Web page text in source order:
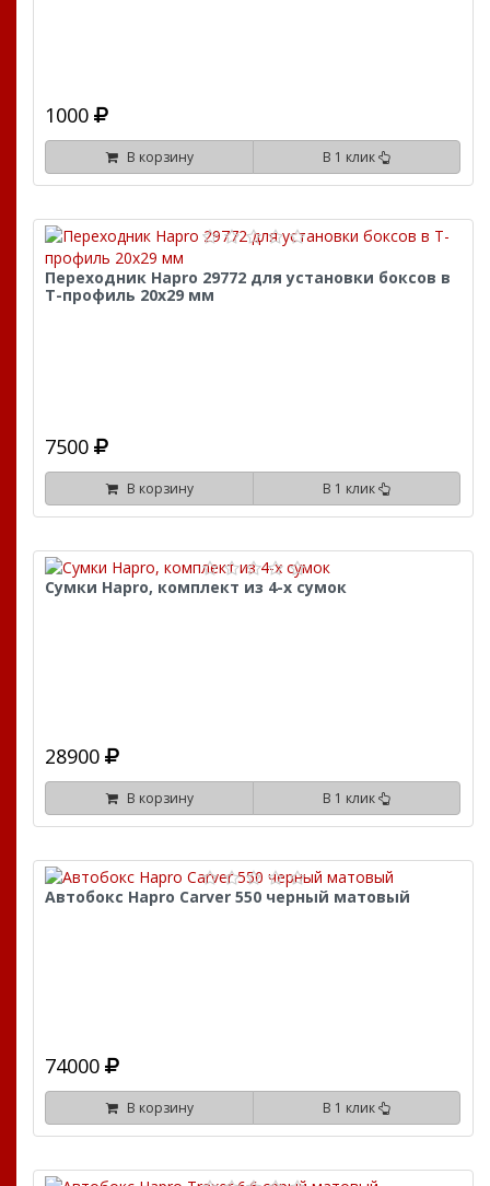
1000
В корзину В 1 клик
Переходник Hapro 29772 для установки боксов в
T-профиль 20х29 мм
7500
В корзину В 1 клик
Сумки Hapro, комплект из 4-х сумок
28900
В корзину В 1 клик
Автобокс Hapro Carver 550 черный матовый
74000
В корзину В 1 клик